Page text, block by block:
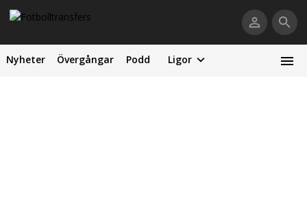
Nyheter Övergångar Podd Ligor